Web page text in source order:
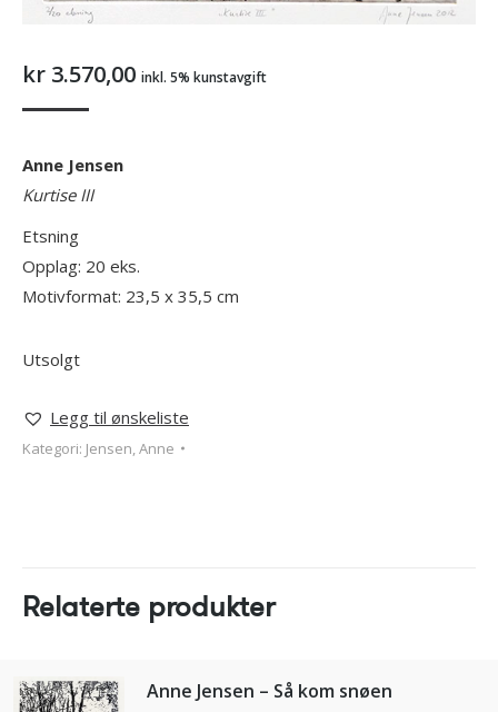
kr 3.570,00 inkl. 5% kunstavgift
Anne Jensen
Kurtise III
Etsning
Opplag: 20 eks.
Motivformat: 23,5 x 35,5 cm
Utsolgt
Legg til ønskeliste
Kategori: Jensen, Anne
Relaterte produkter
Anne Jensen – Så kom snøen